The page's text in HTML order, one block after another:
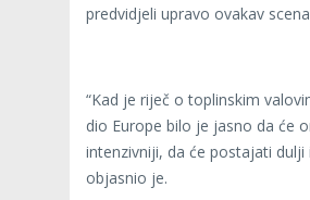
predvidjeli upravo ovakav
“Kad je riječ o toplinskim
dio Europe bilo je jasno da će
intenzivniji, da će postajati dulji
objasnio je.